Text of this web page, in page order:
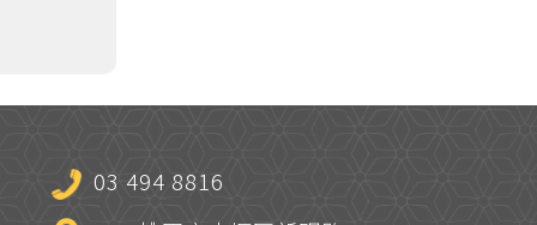
03 494 8816